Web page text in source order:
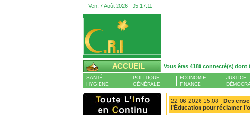
Ven, 7 Août 2026 - 05:17:11
ACCUEIL Vous êtes 4189 connecté(s) dont
SANTÉ
HYGIÈNE
POLITIQUE
GÉNÉRALE
ECONOMIE
FINANCE
JUSTICE
22-06-2026 15:08 - Des
l’Éducation pour réclamer